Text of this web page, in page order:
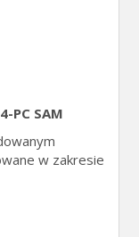
PC SAM
w zakresie